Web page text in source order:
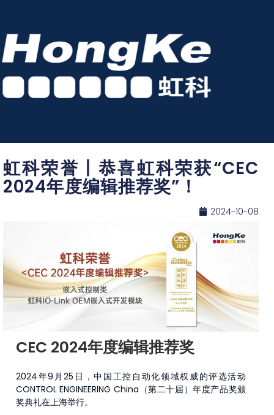
虹科荣誉丨恭喜虹科荣获“CEC
2024年度编辑推荐奖”！
2024-10-08
CEC 2024年度编辑推荐奖
2024年9月25日，中国工控自动化领域权威的评选活动
CONTROL ENGINEERING China（第二十届）年度产品奖颁
奖典礼在上海举行。